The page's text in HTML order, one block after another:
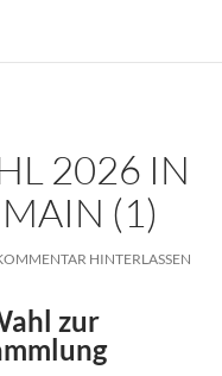
2026 IN
(1)
HINTERLASSEN
zur